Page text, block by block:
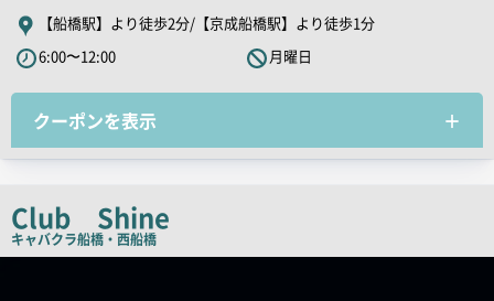
舗
PR
キ
ャ
チ
ー
【船橋駅】より徒歩2分/【京成船橋駅】より徒歩1分
6:00〜12:00
月曜日
クーポンを表示
Club Shine
キャバクラ船橋・西船橋
店